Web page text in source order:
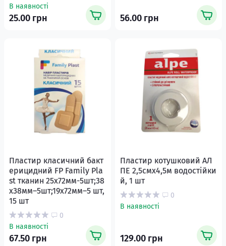
В наявності
25.00 грн 56.00 грн
Пластир класичний бакт
ерицидний FP Family Pla
st тканин 25х72мм-5шт;38
х38мм–5шт;19х72мм–5 шт,
15 шт
0
В наявності
67.50 грн
Пластир котушковий АЛ
ПЕ 2,5смx4,5м водостійки
й, 1 шт
0
В наявності
129.00 грн